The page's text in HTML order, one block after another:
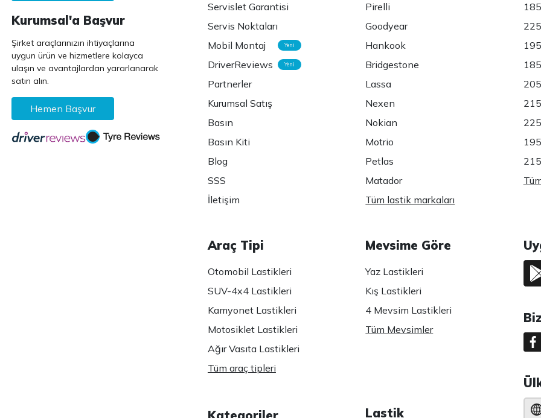
Kurumsal'a Başvur
Şirket araçlarınızın ihtiyaçlarına
uygun ürün ve hizmetlere kolayca
ulaşın ve avantajlardan yararlanarak
satın alın.
Hemen Başvur
Servislet Garantisi
Servis Noktaları
Mobil Montaj
Yeni
DriverReviews Yeni
Partnerler
Kurumsal Satış
Basın
Basın Kiti
Blog
SSS
İletişim
Pirelli
Goodyear
Hankook
Bridgestone
Lassa
Nexen
Nokian
Motrio
Petlas
Matador
Tüm lastik markaları
Araç Tipi
Otomobil Lastikleri
SUV-4x4 Lastikleri
Kamyonet Lastikleri
Motosiklet Lastikleri
Ağır Vasıta Lastikleri
Tüm araç tipleri
Mevsime Göre
Yaz Lastikleri
Kış Lastikleri
4 Mevsim Lastikleri
Tüm Mevsimler
Lastik